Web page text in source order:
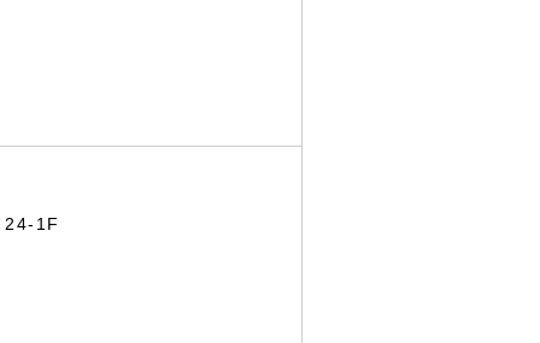
24-1F